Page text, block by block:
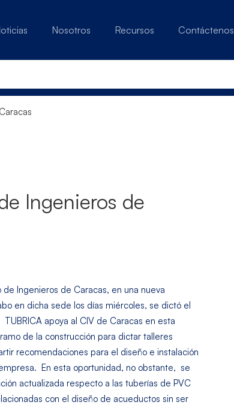
Nosotros Recursos Contáctenos
Ingenieros de
Ingenieros de Caracas, en una nueva
en dicha sede los días miércoles, se dictó el
apoya al CIV de Caracas en esta
de la construcción para dictar talleres
recomendaciones para el diseño e instalación
En esta oportunidad, no obstante, se
actualizada respecto a las tuberías de PVC
con el diseño de acueductos sin ser